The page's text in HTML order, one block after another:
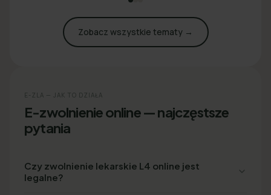
Zobacz wszystkie tematy →
E-ZLA — JAK TO DZIAŁA
E-zwolnienie online — najczęstsze
pytania
Czy zwolnienie lekarskie L4 online jest
legalne?